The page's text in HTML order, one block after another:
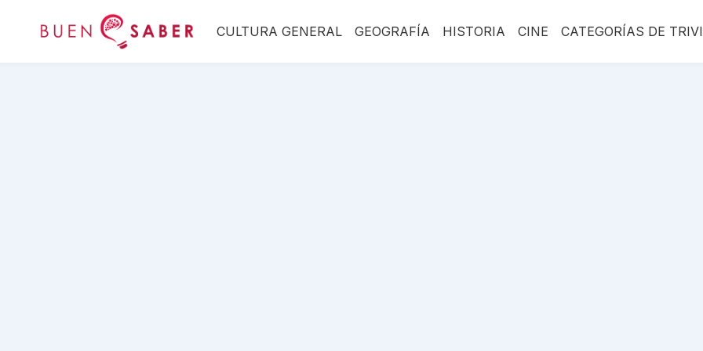
CULTURA GENERAL GEOGRAFÍA HISTORIA CINE CATEGORÍAS DE